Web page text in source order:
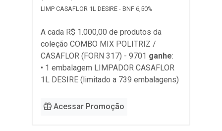
LIMP CASAFLOR 1L DESIRE - BNF 6,50%
A cada R$ 1.000,00 de produtos da
coleção COMBO MIX POLITRIZ /
CASAFLOR (FORN 317) - 9701 ganhe:
• 1 embalagem LIMPADOR CASAFLOR
1L DESIRE (limitado a 739 embalagens)
Acessar Promoção